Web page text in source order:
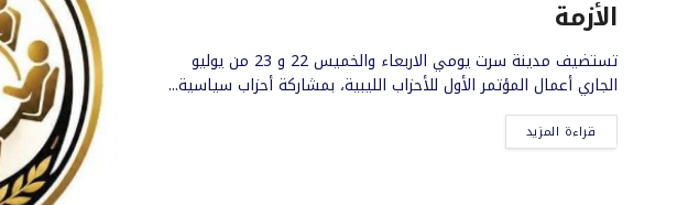
الأزمة
تستضيف مدينة سرت يومي الاربعاء والخميس 22 و 23 من يوليو
الجاري أعمال المؤتمر الأول للأحزاب الليبية، بمشاركة أحزاب سياسية...
قراءة المزيد